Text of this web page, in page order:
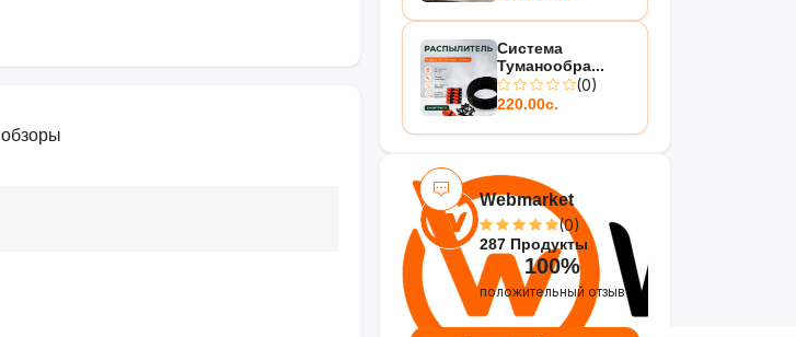
обзоры
Система
Туманообра...
(0)
220.00с.
Webmarket
(0)
287 Продукты
100%
положительный отзыв